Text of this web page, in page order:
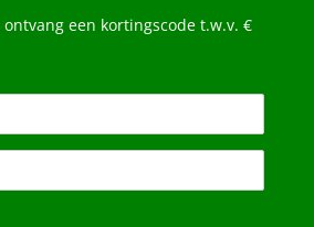
een kortingscode t.w.v. €